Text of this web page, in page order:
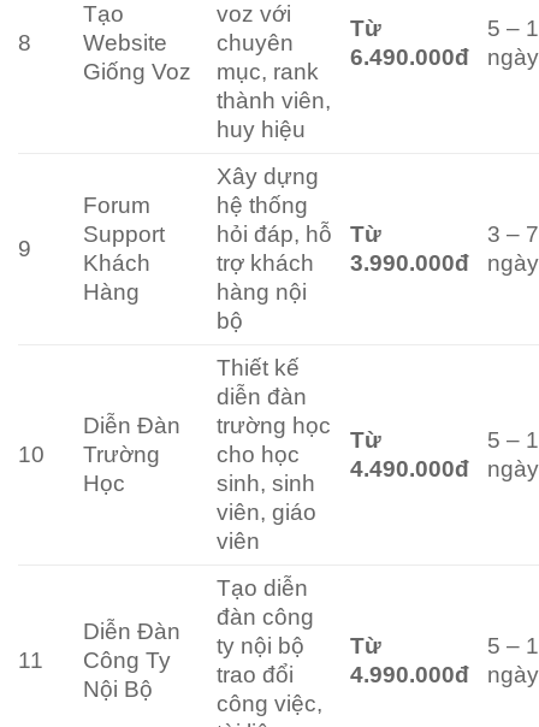
8
Tạo
Website
Giống Voz
voz với
chuyên
mục, rank
thành viên,
huy hiệu
Từ
6.490.000đ
5 –
ngày
9
Forum
Support
Khách
Hàng
Xây dựng
hệ thống
hỏi đáp, hỗ
trợ khách
hàng nội
bộ
Từ
3.990.000đ
3 – 7
ngày
10
Diễn Đàn
Trường
Học
Thiết kế
diễn đàn
trường học
cho học
sinh, sinh
viên, giáo
viên
Từ
4.490.000đ
5 –
ngày
11
Diễn Đàn
Công Ty
Nội Bộ
Tạo diễn
đàn công
ty nội bộ
trao đổi
công việc,
Từ
4.990.000đ
5 –
ngày